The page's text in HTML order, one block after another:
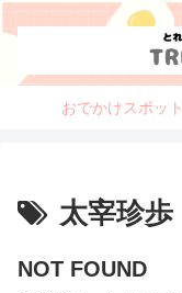
おでかけスポット
太宰珍歩
NOT FOUND